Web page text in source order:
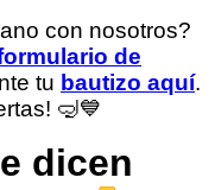
con nosotros?
de
tu bautizo aquí.
🤿💙
dicen